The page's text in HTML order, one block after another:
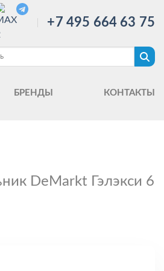
+7 495 664 63 75
БРЕНДЫ КОНТАКТЫ
DeMarkt Гэлэкси